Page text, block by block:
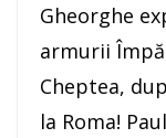
Gheorghe
armurii
Cheptea,
la Roma!